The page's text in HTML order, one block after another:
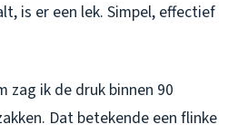
is er een lek. Simpel, effectief
zag ik de druk binnen 90
Dat betekende een flinke